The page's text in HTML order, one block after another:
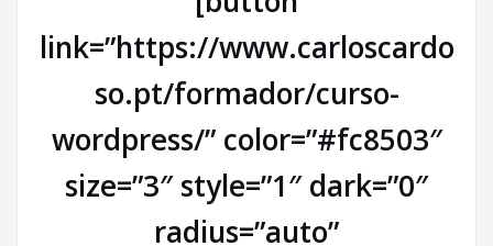
link=”https://www.carloscardo
so.pt/formador/curso-
wordpress/” color=”#fc8503″
size=”3″ style=”1″ dark=”0″
radius=”auto”